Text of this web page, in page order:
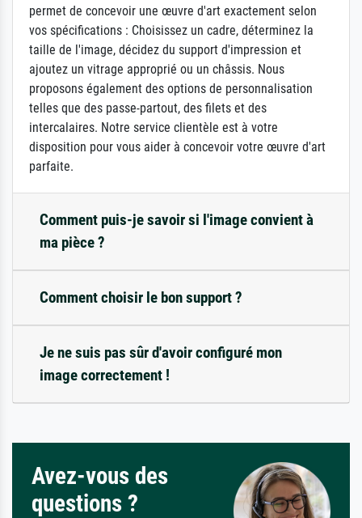
permet de concevoir une œuvre d'art exactement selon
vos spécifications : Choisissez un cadre, déterminez la
taille de l'image, décidez du support d'impression et
ajoutez un vitrage approprié ou un châssis. Nous
proposons également des options de personnalisation
telles que des passe-partout, des filets et des
intercalaires. Notre service clientèle est à votre
disposition pour vous aider à concevoir votre œuvre d'art
parfaite.
Comment puis-je savoir si l'image convient à
ma pièce ?
Comment choisir le bon support ?
Je ne suis pas sûr d'avoir configuré mon
image correctement !
Avez-vous des
questions ?